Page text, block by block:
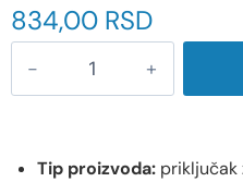
834,00 RSD
Tip proizvoda: priključak